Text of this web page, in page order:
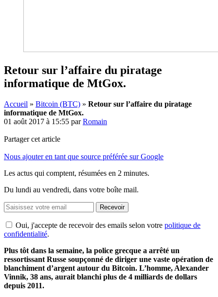
Retour sur l’affaire du piratage
informatique de MtGox.
Accueil » Bitcoin (BTC) » Retour sur l’affaire du piratage
informatique de MtGox.
01 août 2017 à 15:55 parRomain
Partager cet article
Nous ajouter en tant que source préférée sur Google
Les actus qui comptent, résumées en 2 minutes.
Du lundi au vendredi, dans votre boîte mail.
Recevoir
Oui, j'accepte de recevoir des emails selon votre politique de
confidentialité.
Plus tôt dans la semaine, la police grecque a arrêté un
ressortissant Russe soupçonné de diriger une vaste opération de
blanchiment d’argent autour du Bitcoin. L’homme, Alexander
Vinnik, 38 ans, aurait blanchi plus de 4 milliards de dollars
depuis 2011.